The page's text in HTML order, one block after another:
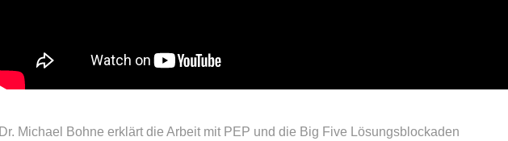
Dr. Michael Bohne erklärt die Arbeit mit PEP und die Big Five Lösungsblockaden